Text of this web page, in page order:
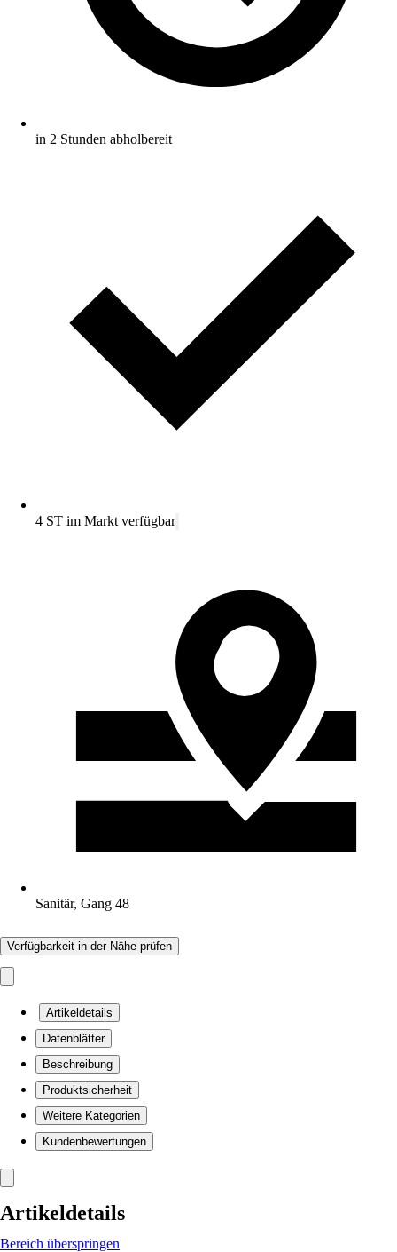
in 2 Stunden abholbereit
4 ST im Markt verfügbar
Sanitär, Gang 48
Verfügbarkeit in der Nähe prüfen
Artikeldetails
Datenblätter
Beschreibung
Produktsicherheit
Weitere Kategorien
Kundenbewertungen
Artikeldetails
Bereich überspringen